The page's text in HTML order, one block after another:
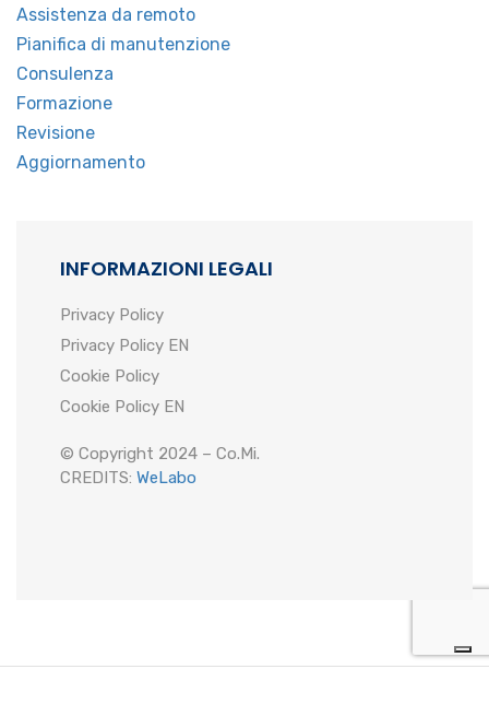
Assistenza da remoto
Pianifica di manutenzione
Consulenza
Formazione
Revisione
Aggiornamento
INFORMAZIONI LEGALI
Privacy Policy
Privacy Policy EN
Cookie Policy
Cookie Policy EN
© Copyright 2024 – Co.Mi.
CREDITS: WeLabo